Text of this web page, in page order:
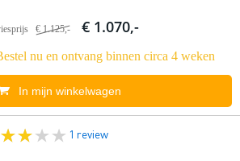
€ 1.125,- € 1.070,-
nu en ontvang binnen circa 4 weken
In mijn winkelwagen
1 review